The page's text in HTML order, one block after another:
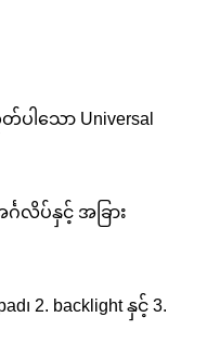
ါသော Universal
ဂလိပ်နှင့် အခြား
၊ 2. backlight နှင့် 3.